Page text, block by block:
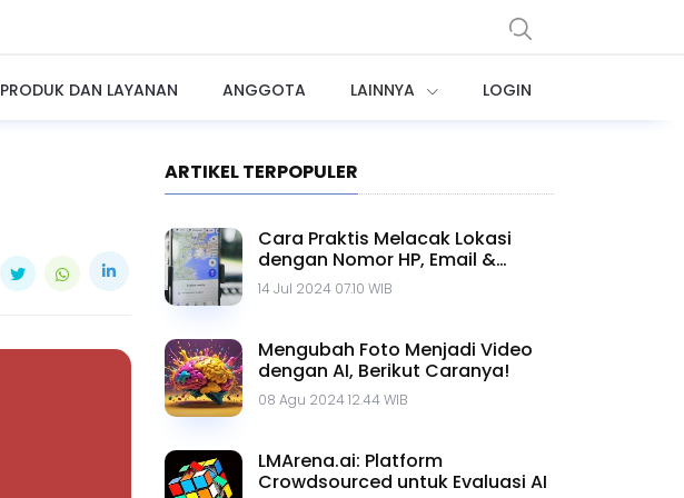
PRODUK DAN LAYANAN ANGGOTA LAINNYA LOGIN
ARTIKEL TERPOPULER
Cara Praktis Melacak Lokasi
dengan Nomor HP, Email &
Google Maps
14 Jul 2024 07.10 WIB
Mengubah Foto Menjadi Video
dengan AI, Berikut Caranya!
08 Agu 2024 12.44 WIB
LMArena.ai: Platform
Crowdsourced untuk Evaluasi AI